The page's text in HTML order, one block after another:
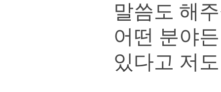
말씀도 해
어떤 분야
있다고 저